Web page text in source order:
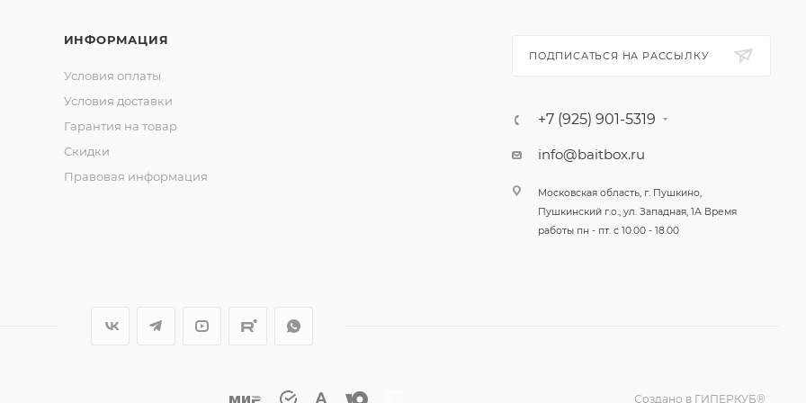
63-UA! Увеличьте свою добычу и наслаждайтесь каждой
ИНФОРМАЦИЯ
Условия оплаты
Условия доставки
Гарантия на товар
Скидки
Правовая информация
ПОДПИСАТЬСЯ НА РАССЫЛКУ
+7 (925) 901-5319
info@baitbox.ru
Московская область, г. Пушкино,
Пушкинский г.о., ул. Западная, 1А Время
работы пн - пт. с 10.00 - 18.00
Создано в ГИПЕРКУБ®